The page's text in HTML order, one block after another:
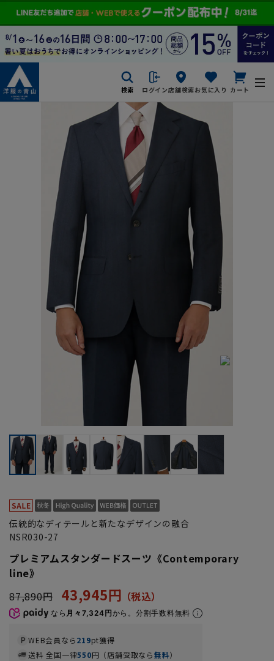
検索 ログイン店舗検索お気に入り カート
伝統的なディテールと新たなデザインの融合
NSR030-27
プレミアムスタンダードスーツ《Contemporary
line》
87,890円
43,945円
なら 月々7,324円から。分割手数料無料
WEB会員なら219pt獲得
送料 全国一律550円（店舗受取なら無料）